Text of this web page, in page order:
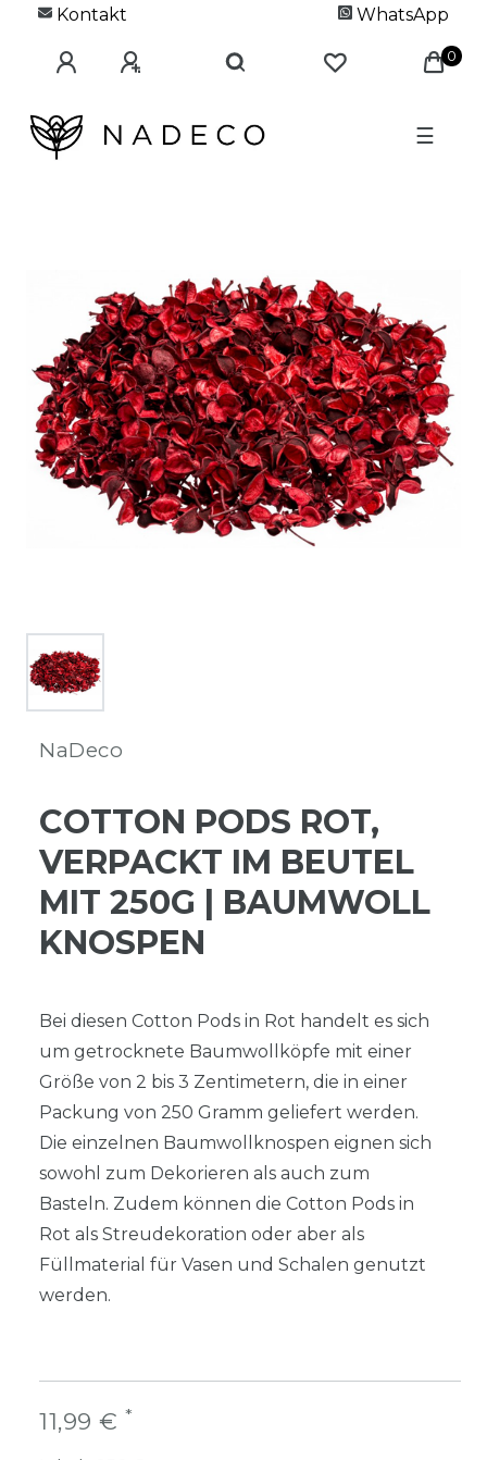
Kontakt WhatsApp
0
☰
NaDeco
COTTON PODS ROT,
VERPACKT IM BEUTEL
MIT 250G | BAUMWOLL
KNOSPEN
Bei diesen Cotton Pods in Rot handelt es sich
um getrocknete Baumwollköpfe mit einer
Größe von 2 bis 3 Zentimetern, die in einer
Packung von 250 Gramm geliefert werden.
Die einzelnen Baumwollknospen eignen sich
sowohl zum Dekorieren als auch zum
Basteln. Zudem können die Cotton Pods in
Rot als Streudekoration oder aber als
Füllmaterial für Vasen und Schalen genutzt
werden.
11,99 € *